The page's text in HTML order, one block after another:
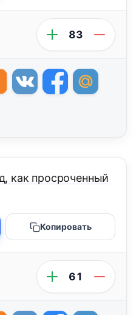
83
как просроченный
Копировать
61